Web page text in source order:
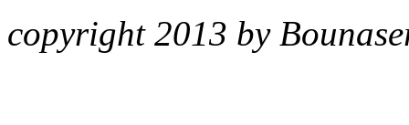
copyright 2013 by